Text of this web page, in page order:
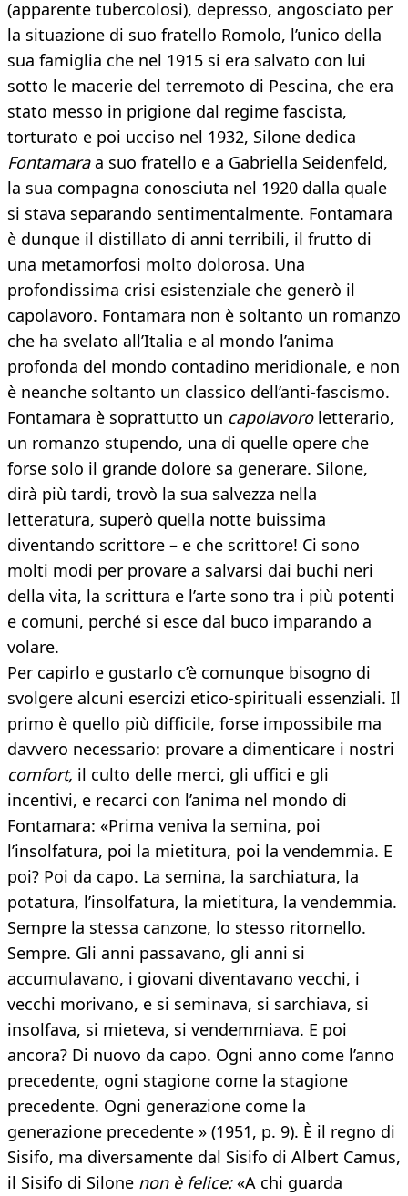
(apparente tubercolosi), depresso, angosciato per
la situazione di suo fratello Romolo, l’unico della
sua famiglia che nel 1915 si era salvato con lui
sotto le macerie del terremoto di Pescina, che era
stato messo in prigione dal regime fascista,
torturato e poi ucciso nel 1932, Silone dedica
Fontamaraa suo fratello e a Gabriella Seidenfeld,
la sua compagna conosciuta nel 1920 dalla quale
si stava separando sentimentalmente. Fontamara
è dunque il distillato di anni terribili, il frutto di
una metamorfosi molto dolorosa. Una
profondissima crisi esistenziale che generò il
capolavoro. Fontamara non è soltanto un romanzo
che ha svelato all’Italia e al mondo l’anima
profonda del mondo contadino meridionale, e non
è neanche soltanto un classico dell’anti-fascismo.
Fontamara è soprattutto un capolavoroletterario,
un romanzo stupendo, una di quelle opere che
forse solo il grande dolore sa generare. Silone,
dirà più tardi, trovò la sua salvezza nella
letteratura, superò quella notte buissima
diventando scrittore – e che scrittore! Ci sono
molti modi per provare a salvarsi dai buchi neri
della vita, la scrittura e l’arte sono tra i più potenti
e comuni, perché si esce dal buco imparando a
volare.
Per capirlo e gustarlo c’è comunque bisogno di
svolgere alcuni esercizi etico-spirituali essenziali. Il
primo è quello più difficile, forse impossibile ma
davvero necessario: provare a dimenticare i nostri
comfort, il culto delle merci, gli uffici e gli
incentivi, e recarci con l’anima nel mondo di
Fontamara: «Prima veniva la semina, poi
l’insolfatura, poi la mietitura, poi la vendemmia. E
poi? Poi da capo. La semina, la sarchiatura, la
potatura, l’insolfatura, la mietitura, la vendemmia.
Sempre la stessa canzone, lo stesso ritornello.
Sempre. Gli anni passavano, gli anni si
accumulavano, i giovani diventavano vecchi, i
vecchi morivano, e si seminava, si sarchiava, si
insolfava, si mieteva, si vendemmiava. E poi
ancora? Di nuovo da capo. Ogni anno come l’anno
precedente, ogni stagione come la stagione
precedente. Ogni generazione come la
generazione precedente » (1951, p. 9). È il regno di
Sisifo, ma diversamente dal Sisifo di Albert Camus,
il Sisifo di Silone non è felice:«A chi guarda